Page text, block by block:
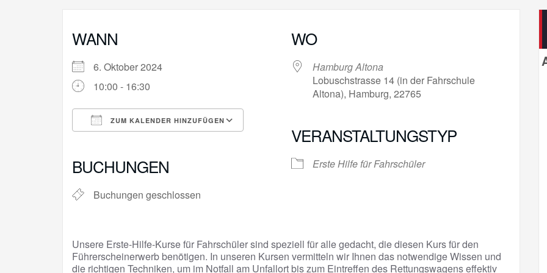
WANN
6. Oktober 2024
10:00 - 16:30
ZUM KALENDER HINZUFÜGEN
Google Kalender iCalendar
BUCHUNGEN
Buchungen geschlossen
WO
Hamburg Altona
Lobuschstrasse 14 (in der Fahrschule
Altona), Hamburg, 22765
VERANSTALTUNGSTYP
Erste Hilfe für Fahrschüler
Unsere Erste-Hilfe-Kurse für Fahrschüler sind speziell für alle gedacht, die diesen Kurs für den
Führerscheinerwerb benötigen. In unseren Kursen vermitteln wir Ihnen das notwendige Wissen und
die richtigen Techniken, um im Notfall am Unfallort bis zum Eintreffen des Rettungswagens effektiv